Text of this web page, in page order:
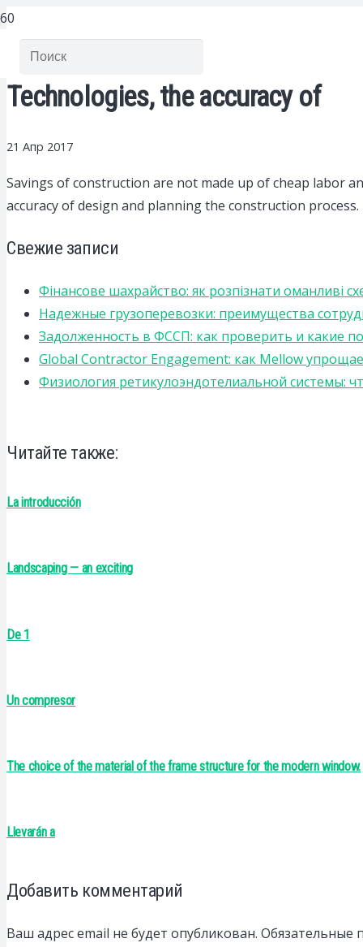
Technologies, the accuracy of
21 Апр 2017
Savings of construction are not made up of cheap labor
accuracy of design and planning the construction process.
Свежие записи
Фінансове шахрайство: як розпізнати оманливі
Надежные грузоперевозки: преимущества
Задолженность в ФССП: как проверить и какие
Global Contractor Engagement: как Mellow
Физиология ретикулоэндотелиальной системы:
Читайте также:
La introducción
Landscaping — an exciting
De 1
Un compresor
The choice of the material of the frame structure for the modern window.
Llevarán a
Добавить комментарий
Ваш адрес email не будет опубликован. Обязательные